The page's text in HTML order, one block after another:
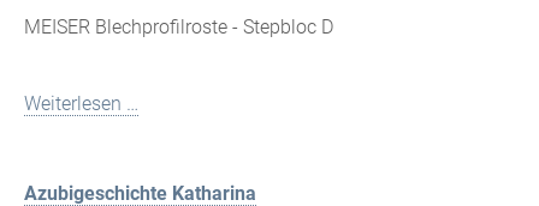
MEISER Blechprofilroste - Stepbloc D
Weiterlesen …
Azubigeschichte Katharina